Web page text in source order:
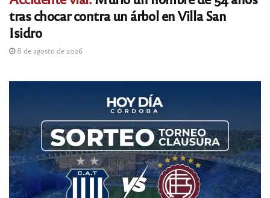
tras chocar contra un árbol en Villa San
Isidro
8 de agosto de 2026